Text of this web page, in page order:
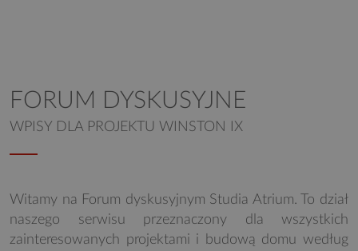
FORUM DYSKUSYJNE
WPISY DLA PROJEKTU WINSTON IX
Witamy na Forum dyskusyjnym Studia Atrium. To dział
naszego serwisu przeznaczony dla wszystkich
zainteresowanych projektami i budową domu według